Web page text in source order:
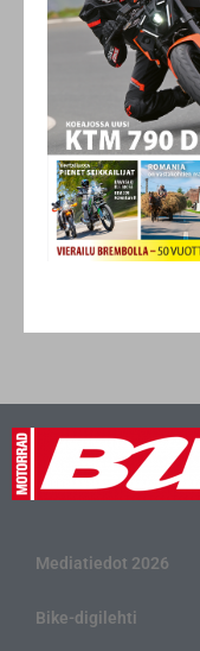
Mediatiedot 2026
Bike-digilehti